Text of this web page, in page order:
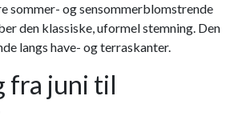
sommer- og sensommerblomstrende
den klassiske, uformel stemning. Den
langs have- og terraskanter.
fra juni til